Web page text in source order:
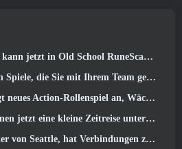
in Old School RuneScape erkundet werden
die Sie mit Ihrem Team genießen können (2026)
Action-Rollenspiel an, Wächterin
kleine Zeitreise unternehmen … als Belohnung
zu ArenaNet, Also fügen sie es natürlich zu Guild Wars hinzu 2